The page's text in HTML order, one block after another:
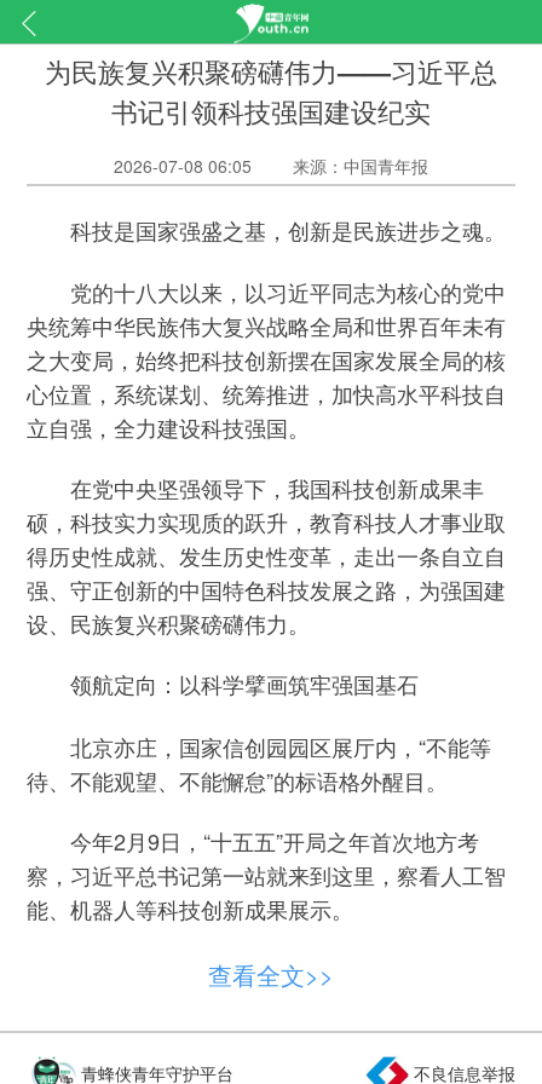
为民族复兴积聚磅礴伟力——习近平总
书记引领科技强国建设纪实
2026-07-08 06:05 来源：中国青年报
科技是国家强盛之基，创新是民族进步之魂。
党的十八大以来，以习近平同志为核心的党中
央统筹中华民族伟大复兴战略全局和世界百年未有
之大变局，始终把科技创新摆在国家发展全局的核
心位置，系统谋划、统筹推进，加快高水平科技自
立自强，全力建设科技强国。
在党中央坚强领导下，我国科技创新成果丰
硕，科技实力实现质的跃升，教育科技人才事业取
得历史性成就、发生历史性变革，走出一条自立自
强、守正创新的中国特色科技发展之路，为强国建
设、民族复兴积聚磅礴伟力。
领航定向：以科学擘画筑牢强国基石
北京亦庄，国家信创园园区展厅内，“不能等
待、不能观望、不能懈怠”的标语格外醒目。
今年2月9日，“十五五”开局之年首次地方考
察，习近平总书记第一站就来到这里，察看人工智
能、机器人等科技创新成果展示。
仅仅6年多时间，园区从这片创新热土上拔地
端、超级计算、网络安全服务、应用软件等领域的
千家企业入驻，形成了千帆竞发、百舸争流的蓬勃
查看全文>>
青蜂侠青年守护平台 不良信息举报